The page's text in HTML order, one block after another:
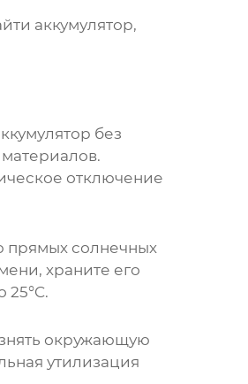
аккумулятор,
без
отключение
прямых солнечных
храните его
25°C.
окружающую
утилизация